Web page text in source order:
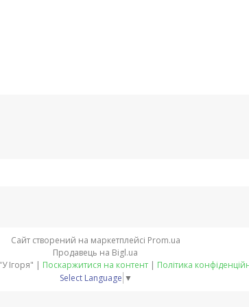
Сайт створений на маркетплейсі Prom.ua
Продавець на Bigl.ua
Поскаржитися на контент
Політика
Select Language ▼